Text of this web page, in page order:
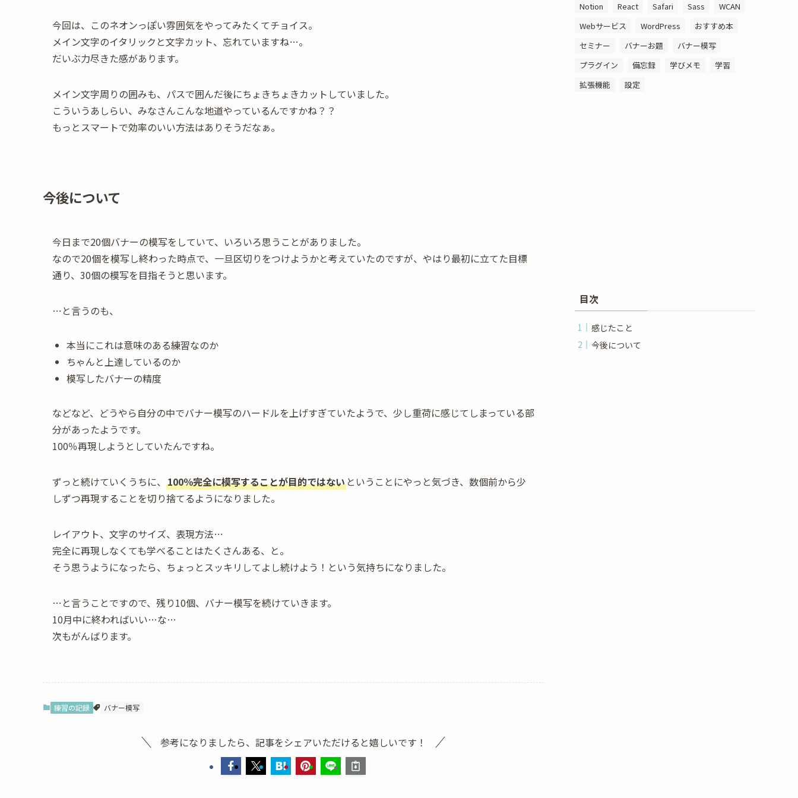
今回は、このネオンっぽい雰囲気をやってみたくてチョイス。
メイン文字のイタリックと文字カット、忘れていますね…。
だいぶ力尽きた感があります。
メイン文字周りの囲みも、パスで囲んだ後にちょきちょきカットしていました。
こういうあしらい、みなさんこんな地道やっているんですかね？？
もっとスマートで効率のいい方法はありそうだなぁ。
今後について
今日まで20個バナーの模写をしていて、いろいろ思うことがありました。
なので20個を模写し終わった時点で、一旦区切りをつけようかと考えていたのですが、やはり最初に立てた目標
通り、30個の模写を目指そうと思います。
…と言うのも、
本当にこれは意味のある練習なのか
ちゃんと上達しているのか
模写したバナーの精度
などなど、どうやら自分の中でバナー模写のハードルを上げすぎていたようで、少し重荷に感じてしまっている部
分があったようです。
100％再現しようとしていたんですね。
ずっと続けていくうちに、 100％完全に模写することが目的ではない ということにやっと気づき、数個前から少
しずつ再現することを切り捨てるようになりました。
レイアウト、文字のサイズ、表現方法…
完全に再現しなくても学べることはたくさんある、と。
そう思うようになったら、ちょっとスッキリしてよし続けよう！という気持ちになりました。
…と言うことですので、残り10個、バナー模写を続けていきます。
10月中に終わればいい…な…
次もがんばります。
練習の記録 バナー模写
参考になりましたら、記事をシェアいただけると嬉しいです！
Notion React Safari Sass
WCAN
Webサービス
WordPress
おすすめ本
セミナー
バナーお題
バナー模写
プラグイン
備忘録 学びメモ
学習
拡張機能
設定
目次
感じたこと
今後について